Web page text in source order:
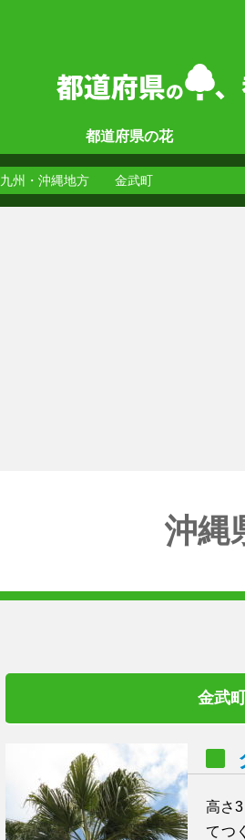
都道府県の花
九州・沖縄地方 金武町
沖縄
金武
高さ
てつ